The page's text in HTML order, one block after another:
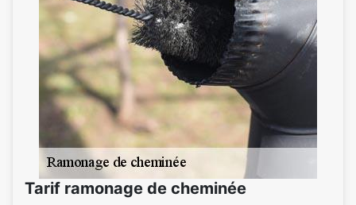
Tarif ramonage de cheminée